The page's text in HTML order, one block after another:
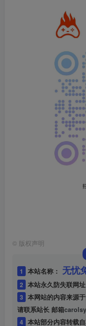
© 版权声明
1 本站名称： 无忧
2 本站永久防失联网址
3 本网站的内容来源
请联系站长 邮箱
4 本站部分内容转载